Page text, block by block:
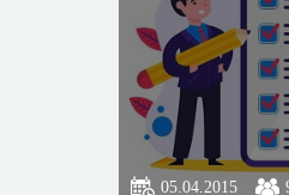
05.04.2015